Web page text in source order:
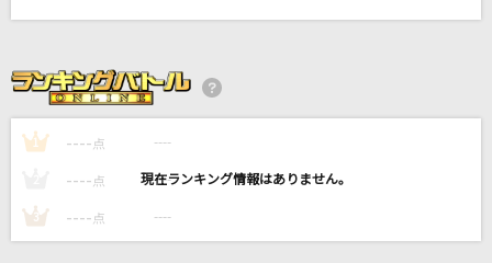
空色デイズ
[生音]水平線
back number
もっと見る
1 ---- 点 ----
---- 点 ----
3 ---- 点 ----